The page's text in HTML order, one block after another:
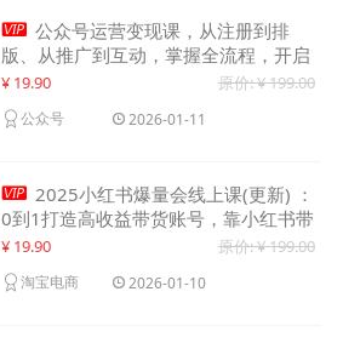
 公众号运营变现课，从注册到排
版、从推广到互动，掌握全流程，开启
个人品牌月入30000+
¥ 19.90 原价: ¥ 199.00
公众号 2026-01-11
 2025小红书爆量会线上课(更新) ：
0到1打造高收益带货账号，靠小红书带
货年入100w？机会来了！
¥ 19.90 原价: ¥ 199.00
淘宝电商 2026-01-10